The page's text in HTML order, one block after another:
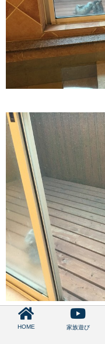
↑使い道は分からない
HOME 家族遊び